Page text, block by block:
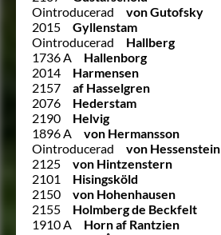
Ointroducerad
von Gutofsky
2015
Gyllenstam
Ointroducerad
Hallberg
1736 A
Hallenborg
2014
Harmensen
2157
af Hasselgren
2076
Hederstam
2190
Helvig
1896 A
von Hermansson
Ointroducerad
von Hessenstein
2125
von Hintzenstern
2101
Hisingsköld
2150
von Hohenhausen
2155
Holmberg de Beckfelt
1910 A
Horn af Rantzien